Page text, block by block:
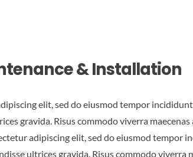
& Installation
elit, sed do eiusmod tempor
gravida. Risus commodo viverra maecenas
adipiscing elit, sed do eiusmod tempor
ultrices gravida. Risus commodo viverra